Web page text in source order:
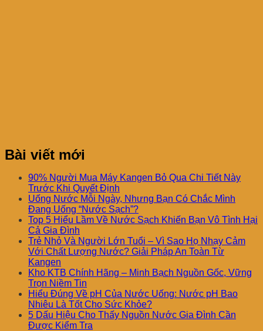
Bài viết mới
90% Người Mua Máy Kangen Bỏ Qua Chi Tiết Này
Trước Khi Quyết Định
Uống Nước Mỗi Ngày, Nhưng Bạn Có Chắc Mình
Đang Uống “Nước Sạch”?
Top 5 Hiểu Lầm Về Nước Sạch Khiến Bạn Vô Tình Hại
Cả Gia Đình
Trẻ Nhỏ Và Người Lớn Tuổi – Vì Sao Họ Nhạy Cảm
Với Chất Lượng Nước? Giải Pháp An Toàn Từ
Kangen
Kho KTB Chính Hãng – Minh Bạch Nguồn Gốc, Vững
Trọn Niềm Tin
Hiểu Đúng Về pH Của Nước Uống: Nước pH Bao
Nhiêu Là Tốt Cho Sức Khỏe?
5 Dấu Hiệu Cho Thấy Nguồn Nước Gia Đình Cần
Được Kiểm Tra